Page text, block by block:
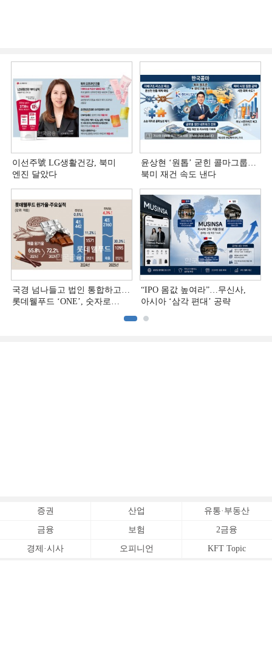
이선주號 LG생활건강, 북미
엔진 달았다
윤상현 ‘원톱ʼ 굳힌 콜마그룹…
북미 재건 속도 낸다
국경 넘나들고 법인 통합하고…
롯데웰푸드 ‘ONE’, 숫자로
“IPO 몸값 높여라”…무신사,
아시아 ‘삼각 편대’ 공략
증권 산업 유통·부동산
금융 보험 2금융
경제·시사 오피니언 KFT Topic